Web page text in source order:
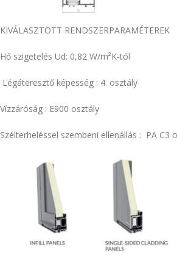
KIVÁLASZTOTT RENDSZERPARAMÉTEREK
Hő szigetelés Ud: 0,82 W/m²K-tól
Légáteresztő képesség : 4. osztály
Vízzáróság : E900 osztály
Szélterheléssel szembeni ellenállás : PA C3